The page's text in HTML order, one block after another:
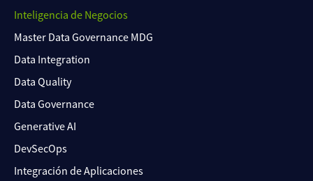
Inteligencia de Negocios
Master Data Governance MDG
Data Integration
Data Quality
Data Governance
Generative AI
DevSecOps
Integración de Aplicaciones